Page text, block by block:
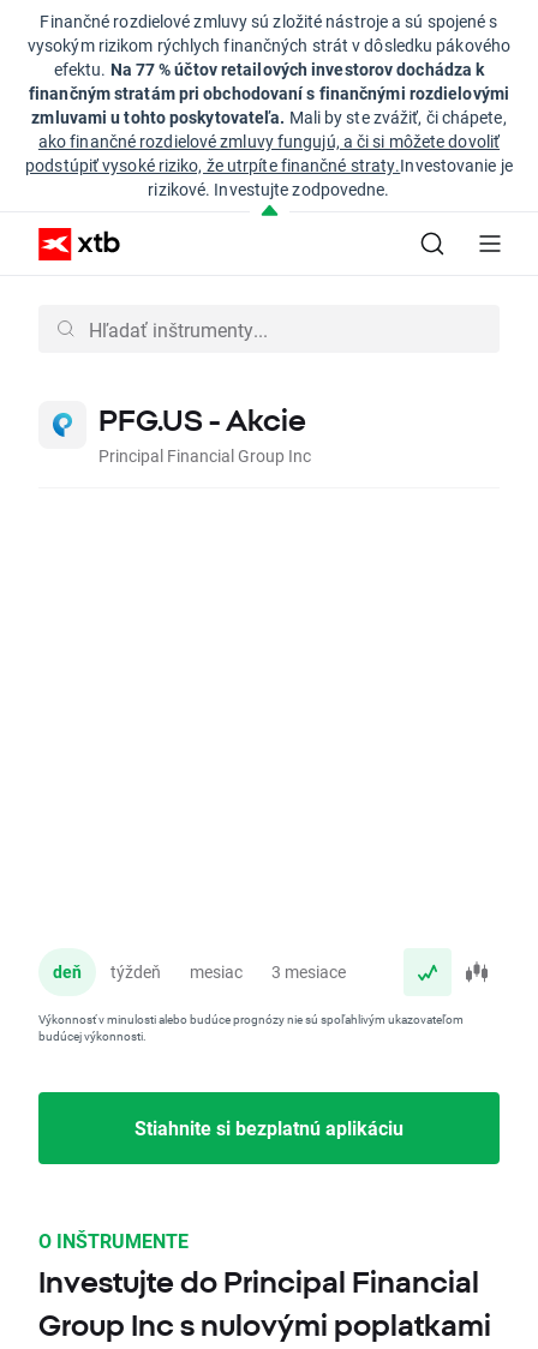
Finančné rozdielové zmluvy sú zložité nástroje a sú spojené s
vysokým rizikom rýchlych finančných strát v dôsledku pákového
efektu. Na 77 % účtov retailových investorov dochádza k
finančným stratám pri obchodovaní s finančnými rozdielovými
zmluvami u tohto poskytovateľa. Mali by ste zvážiť, či chápete,
ako finančné rozdielové zmluvy fungujú, a či si môžete dovoliť
podstúpiť vysoké riziko, že utrpíte finančné straty.Investovanie je
rizikové. Investujte zodpovedne.
PFG.US - Akcie
Principal Financial Group Inc
deň týždeň mesiac 3 mesiace
Výkonnosť v minulosti alebo budúce prognózy nie sú spoľahlivým ukazovateľom
budúcej výkonnosti.
Stiahnite si bezplatnú aplikáciu
O INŠTRUMENTE
Investujte do Principal Financial
Group Inc s nulovými poplatkami